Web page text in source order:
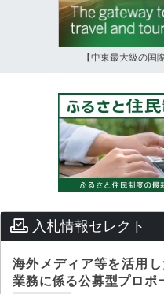
【中東最大級の国
入札情報セレクト
海外メディア等を活用
業務に係る公募型プロポ